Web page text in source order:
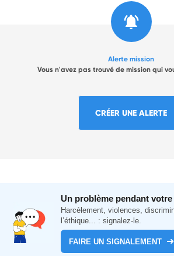
Alerte mission
Vous n'avez pas trouvé de mission qui
CRÉER UNE ALERTE
Un problème pendant
Harcèlement, violences,
l’éthique... : signalez-le.
FAIRE UN SIGNALEMENT